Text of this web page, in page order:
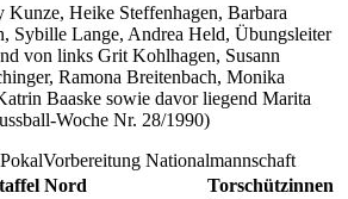
Kunze, Heike Steffenhagen, Barbara
Sybille Lange, Andrea Held, Übungsleiter
von links Grit Kohlhagen, Susann
Ramona Breitenbach, Monika
Baaske sowie davor liegend Marita
Woche Nr. 28/1990)
PokalVorbereitung Nationalmannschaft
Nord
Torschützinnen